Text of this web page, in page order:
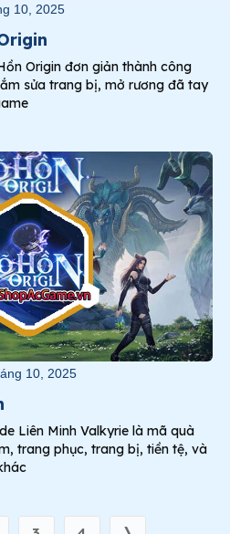
10, 2025
Origin đơn giản thành công
sửa trang bị, mở rương đã tay
10, 2025
Liên Minh Valkyrie là mã quà
trang phục, trang bị, tiền tệ, và